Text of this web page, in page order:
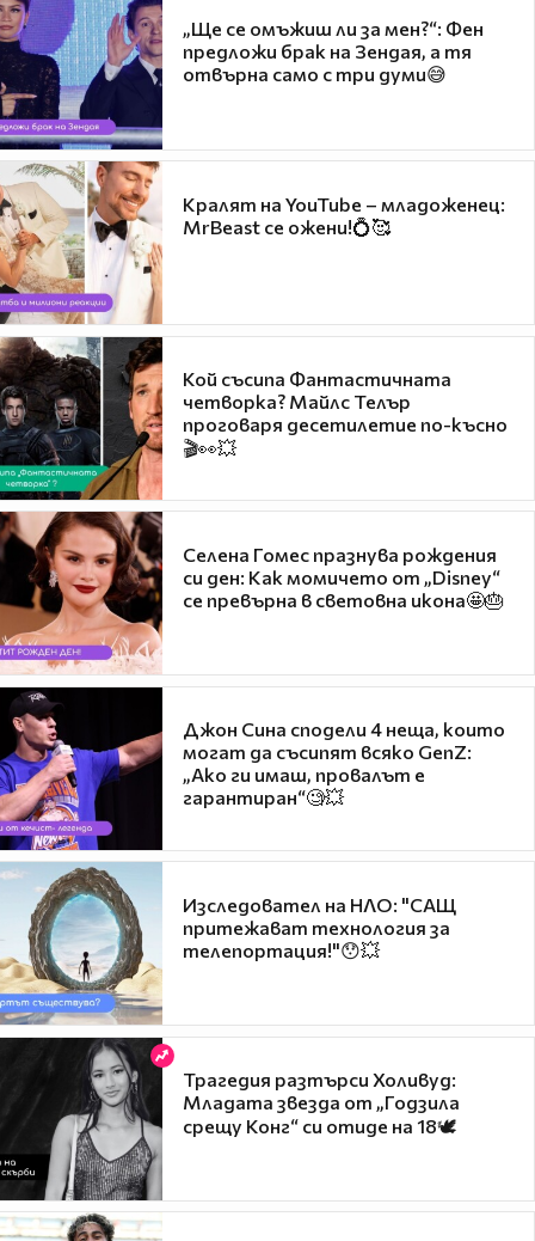
„Ще се омъжиш ли за мен?“: Фен
предложи брак на Зендая, а тя
отвърна само с три думи😅
Кралят на YouTube – младоженец:
MrBeast се ожени!💍🥰
Кой съсипа Фантастичната
четворка? Майлс Телър
проговаря десетилетие по-късно
🎬👀💥
Селена Гомес празнува рождения
си ден: Как момичето от „Disney“
се превърна в световна икона🤩🎂
Джон Сина сподели 4 неща, които
могат да съсипят всяко GenZ:
„Ако ги имаш, провалът е
гарантиран“🧐💥
Изследовател на НЛО: "САЩ
притежават технология за
телепортация!"😯💥
Трагедия разтърси Холивуд:
Младата звезда от „Годзила
срещу Конг“ си отиде на 18🕊️